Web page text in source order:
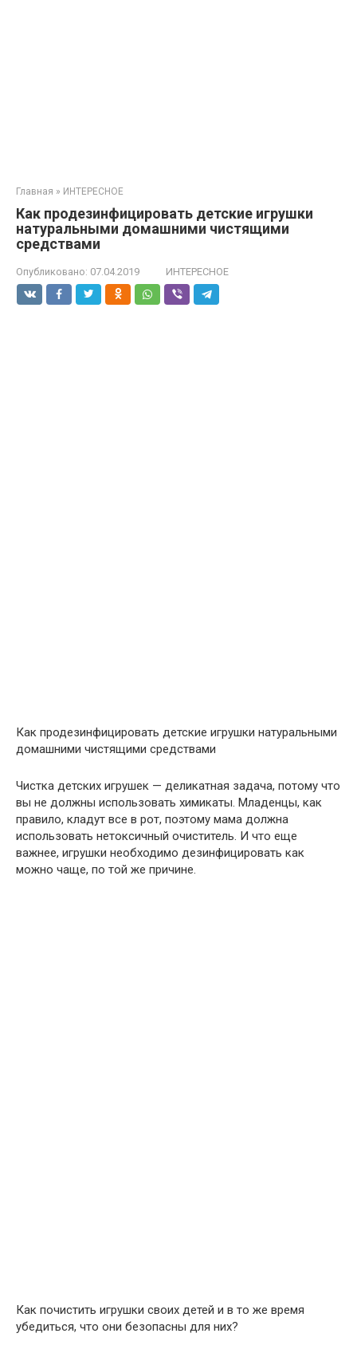
Главная » ИНТЕРЕСНОЕ
Как продезинфицировать детские игрушки
натуральными домашними чистящими
средствами
Опубликовано: 07.04.2019 ИНТЕРЕСНОЕ
Как продезинфицировать детские игрушки натуральными
домашними чистящими средствами
Чистка детских игрушек — деликатная задача, потому что
вы не должны использовать химикаты. Младенцы, как
правило, кладут все в рот, поэтому мама должна
использовать нетоксичный очиститель. И что еще
важнее, игрушки необходимо дезинфицировать как
можно чаще, по той же причине.
Как почистить игрушки своих детей и в то же время
убедиться, что они безопасны для них?